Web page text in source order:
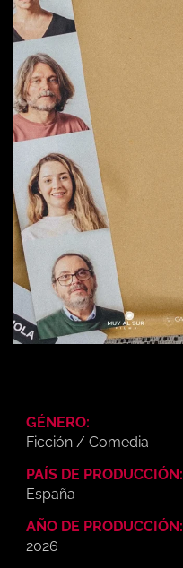
GÉNERO:
Ficción / Comedia
PAÍS DE PRODUCCIÓN:
España
AÑO DE PRODUCCIÓN:
2026